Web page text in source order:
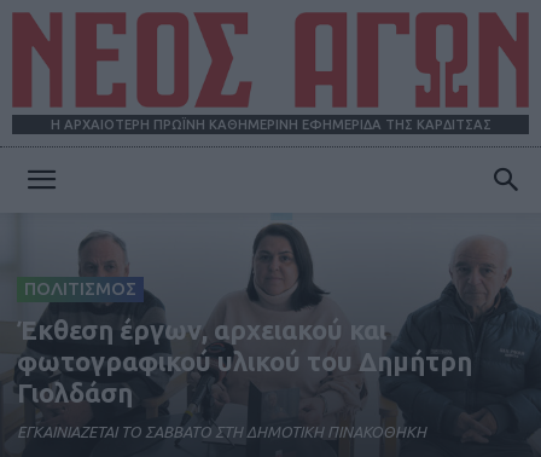
Η ΑΡΧΑΙΟΤΕΡΗ ΠΡΩΪΝΗ ΚΑΘΗΜΕΡΙΝΗ ΕΦΗΜΕΡΙΔΑ ΤΗΣ ΚΑΡΔΙΤΣΑΣ
ΑΓΩΝ
ΠΟΛΙΤΙΣΜΟΣ
Έκθεση έργων, αρχειακού και
φωτογραφικού υλικού του Δημήτρη
Γιολδάση
ΕΓΚΑΙΝΙΑΖΕΤΑΙ ΤΟ ΣΑΒΒΑΤΟ ΣΤΗ ΔΗΜΟΤΙΚΗ ΠΙΝΑΚΟΘΗΚΗ